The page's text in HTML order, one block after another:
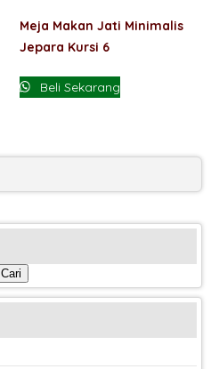
Meja Makan Jati Minimalis
Jepara Kursi 6
Beli Sekarang
Cari